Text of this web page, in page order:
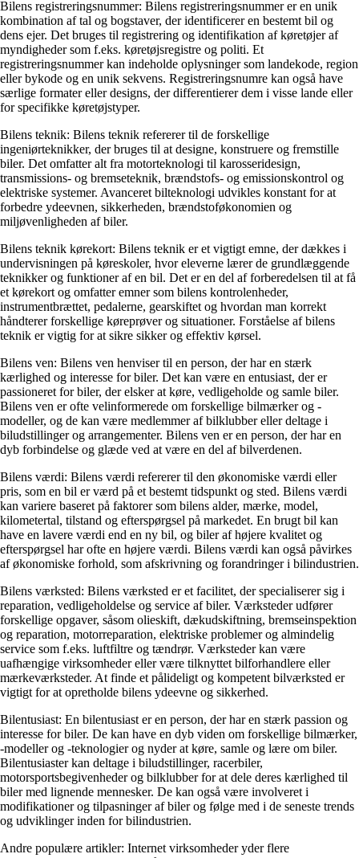
Bilens registreringsnummer: Bilens registreringsnummer er en unik
kombination af tal og bogstaver, der identificerer en bestemt bil og
dens ejer. Det bruges til registrering og identifikation af køretøjer af
myndigheder som f.eks. køretøjsregistre og politi. Et
registreringsnummer kan indeholde oplysninger som landekode, region
eller bykode og en unik sekvens. Registreringsnumre kan også have
særlige formater eller designs, der differentierer dem i visse lande eller
for specifikke køretøjstyper.
Bilens teknik: Bilens teknik refererer til de forskellige
ingeniørteknikker, der bruges til at designe, konstruere og fremstille
biler. Det omfatter alt fra motorteknologi til karosseridesign,
transmissions- og bremseteknik, brændstofs- og emissionskontrol og
elektriske systemer. Avanceret bilteknologi udvikles konstant for at
forbedre ydeevnen, sikkerheden, brændstoføkonomien og
miljøvenligheden af ​​biler.
Bilens teknik kørekort: Bilens teknik er et vigtigt emne, der dækkes i
undervisningen på køreskoler, hvor eleverne lærer de grundlæggende
teknikker og funktioner af en bil. Det er en del af forberedelsen til at få
et kørekort og omfatter emner som bilens kontrolenheder,
instrumentbrættet, pedalerne, gearskiftet og hvordan man korrekt
håndterer forskellige køreprøver og situationer. Forståelse af bilens
teknik er vigtig for at sikre sikker og effektiv kørsel.
Bilens ven: Bilens ven henviser til en person, der har en stærk
kærlighed og interesse for biler. Det kan være en entusiast, der er
passioneret for biler, der elsker at køre, vedligeholde og samle biler.
Bilens ven er ofte velinformerede om forskellige bilmærker og -
modeller, og de kan være medlemmer af bilklubber eller deltage i
biludstillinger og arrangementer. Bilens ven er en person, der har en
dyb forbindelse og glæde ved at være en del af bilverdenen.
Bilens værdi: Bilens værdi refererer til den økonomiske værdi eller
pris, som en bil er værd på et bestemt tidspunkt og sted. Bilens værdi
kan variere baseret på faktorer som bilens alder, mærke, model,
kilometertal, tilstand og efterspørgsel på markedet. En brugt bil kan
have en lavere værdi end en ny bil, og biler af højere kvalitet og
efterspørgsel har ofte en højere værdi. Bilens værdi kan også påvirkes
af økonomiske forhold, som afskrivning og forandringer i bilindustrien.
Bilens værksted: Bilens værksted er et facilitet, der specialiserer sig i
reparation, vedligeholdelse og service af biler. Værksteder udfører
forskellige opgaver, såsom olieskift, dækudskiftning, bremseinspektion
og reparation, motorreparation, elektriske problemer og almindelig
service som f.eks. luftfiltre og tændrør. Værksteder kan være
uafhængige virksomheder eller være tilknyttet bilforhandlere eller
mærkeværksteder. At finde et pålideligt og kompetent bilværksted er
vigtigt for at opretholde bilens ydeevne og sikkerhed.
Bilentusiast: En bilentusiast er en person, der har en stærk passion og
interesse for biler. De kan have en dyb viden om forskellige bilmærker,
-modeller og -teknologier og nyder at køre, samle og lære om biler.
Bilentusiaster kan deltage i biludstillinger, racerbiler,
motorsportsbegivenheder og bilklubber for at dele deres kærlighed til
biler med lignende mennesker. De kan også være involveret i
modifikationer og tilpasninger af biler og følge med i de seneste trends
og udviklinger inden for bilindustrien.
Andre populære artikler: Internet virksomheder yder flere